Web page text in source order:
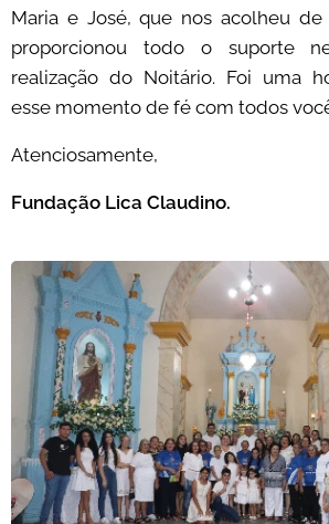
Maria e José, que nos acolheu
proporcionou todo o suporte
realização do Noitário. Foi uma
esse momento de fé com todos
Atenciosamente,
Fundação Lica Claudino.